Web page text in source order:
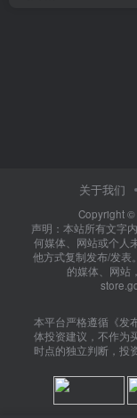
关于我们
Copyright ©
声明：本站所有文字
何媒体、网站或个人
他方式复制发布/发表
的媒体、网站
本平台严格遵循《发
体投资建议，不作为
时点的独立判断，投